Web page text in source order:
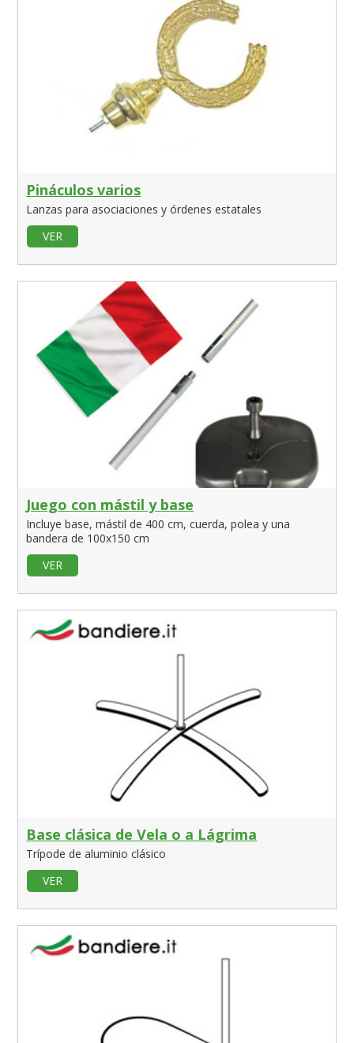
Pináculos varios
Lanzas para asociaciones y órdenes estatales
VER
Juego con mástil y base
Incluye base, mástil de 400 cm, cuerda, polea y una
bandera de 100x150 cm
VER
Base clásica de Vela o a Lágrima
Trípode de aluminio clásico
VER